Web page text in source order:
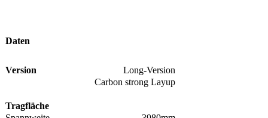
Daten
Version
Long-Version
Carbon strong Layup
Tragfläche